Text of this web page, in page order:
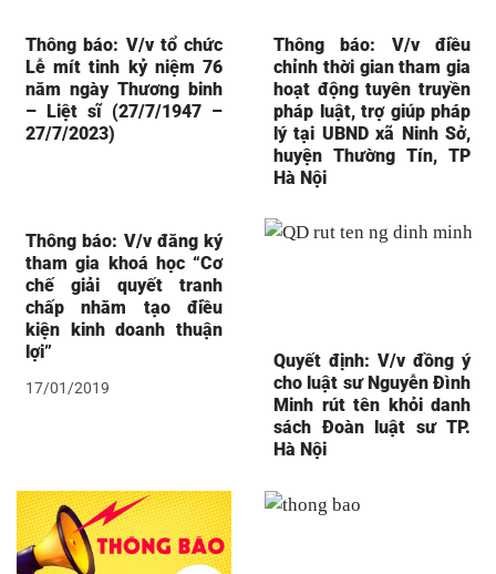
Thông báo: V/v tổ chức
Lễ mít tinh kỷ niệm 76
năm ngày Thương binh
– Liệt sĩ (27/7/1947 –
27/7/2023)
Thông báo: V/v điều
chỉnh thời gian tham gia
hoạt động tuyên truyền
pháp luật, trợ giúp pháp
lý tại UBND xã Ninh Sở,
huyện Thường Tín, TP
Hà Nội
Thông báo: V/v đăng ký
tham gia khoá học “Cơ
chế giải quyết tranh
chấp nhằm tạo điều
kiện kinh doanh thuận
lợi”
17/01/2019
Quyết định: V/v đồng ý
cho luật sư Nguyễn Đình
Minh rút tên khỏi danh
sách Đoàn luật sư TP.
Hà Nội